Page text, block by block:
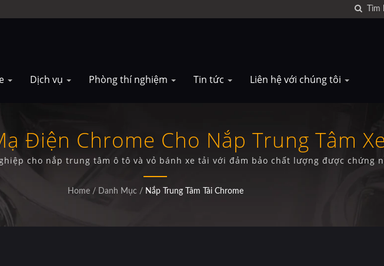
Dịch vụ Phòng thí nghiệm Tin tức Liên hệ với chúng tôi
Điện Chrome Cho Nắp Trung Tâm
cho nắp trung tâm ô tô và vỏ bánh xe tải với đảm bảo chất lượng được chứng
Home / Danh Mục / Nắp Trung Tâm Tải Chrome